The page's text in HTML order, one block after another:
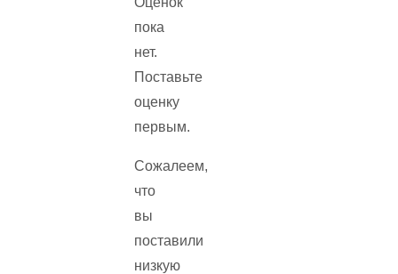
пока
нет.
Поставьте
оценку
первым.
Сожалеем,
что
вы
поставили
низкую